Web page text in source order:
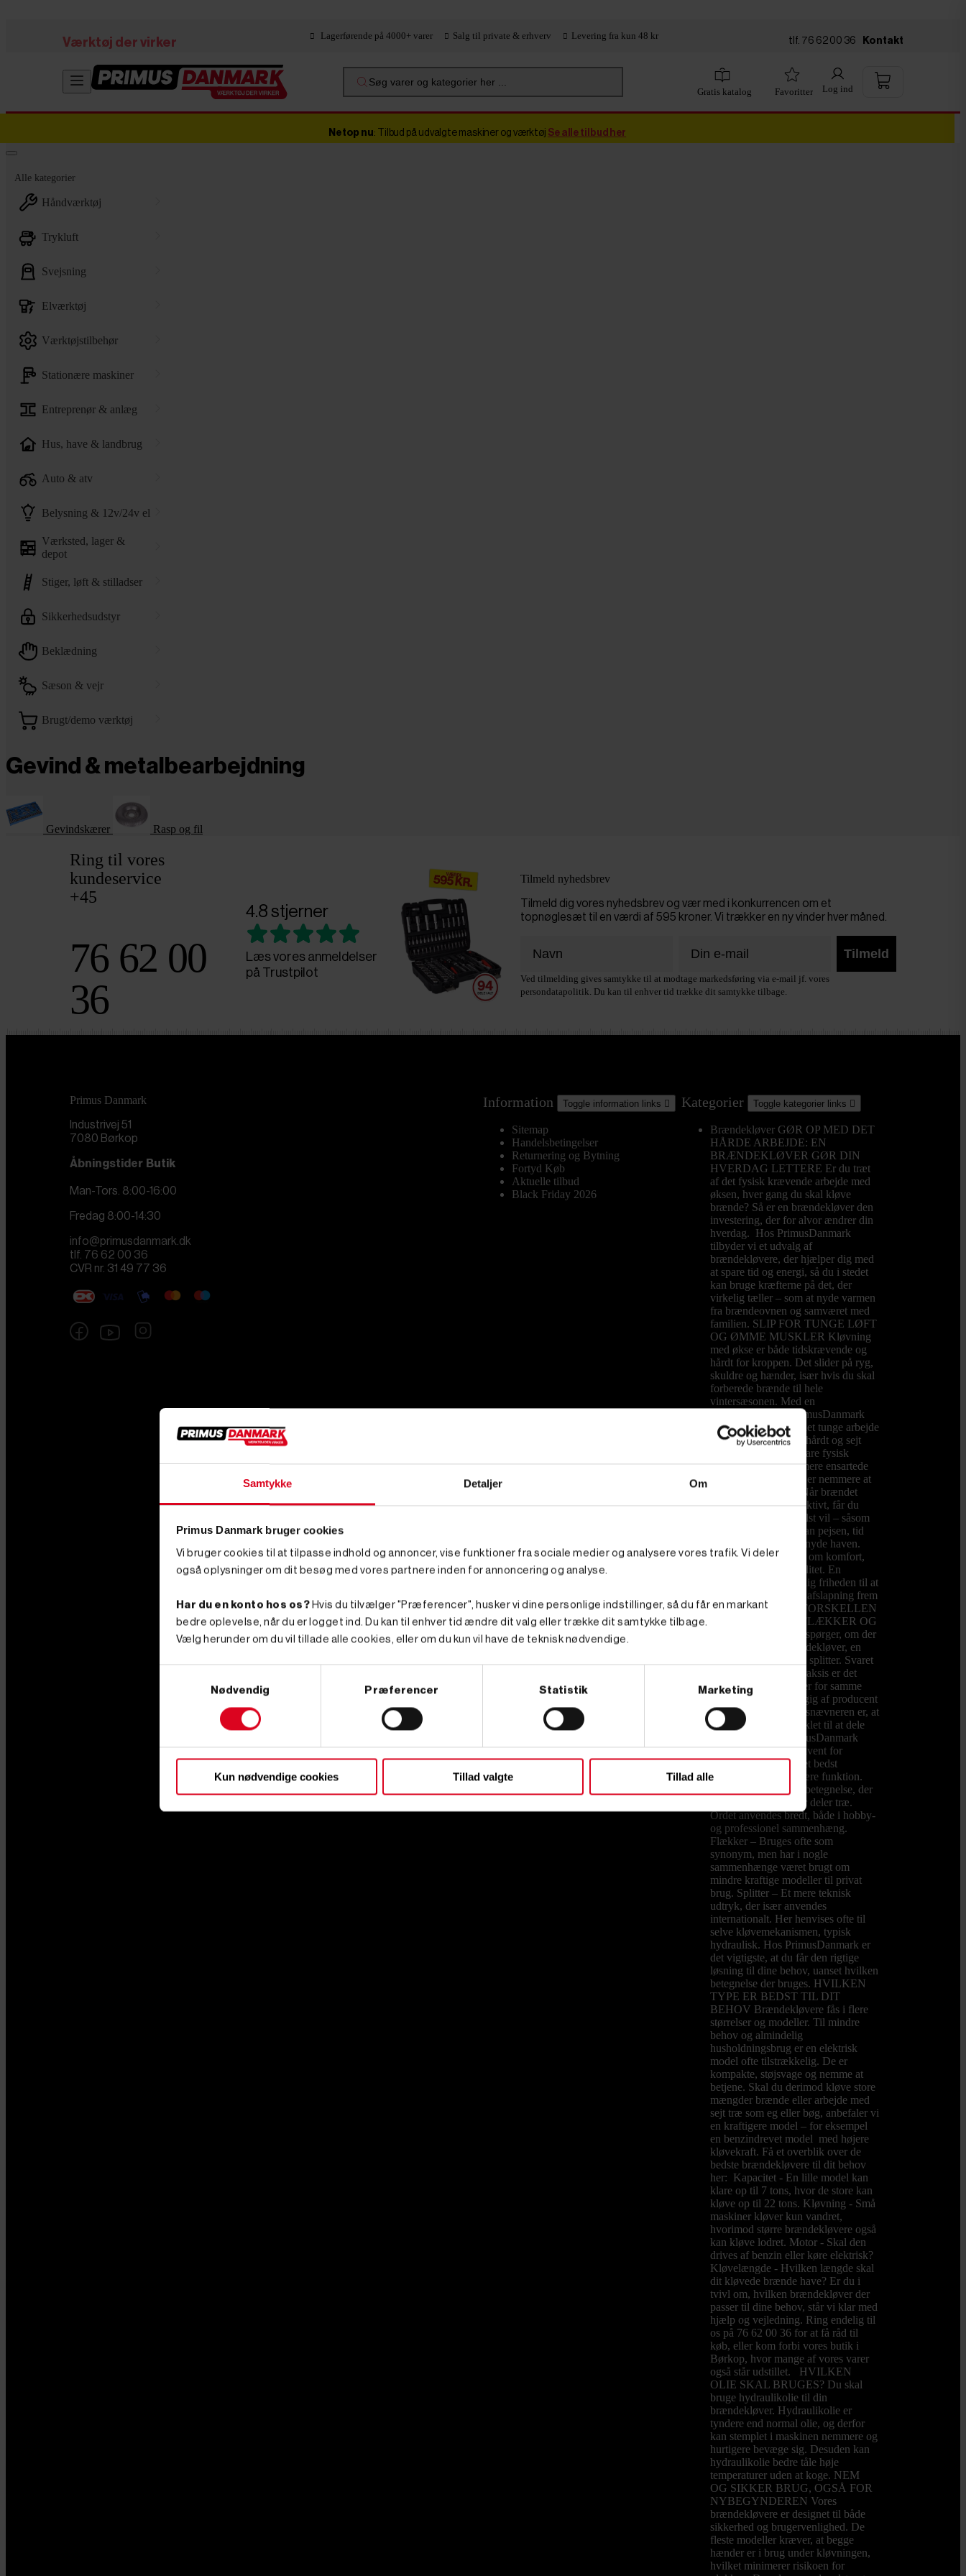
Samtykke Detaljer Om
Primus Danmark bruger cookies
Vi bruger cookies til at tilpasse indhold og annoncer, vise funktioner fra sociale medier og analysere vores trafik. Vi deler
også oplysninger om dit besøg med vores partnere inden for annoncering og analyse.
Har du en konto hos os? Hvis du tilvælger "Præferencer", husker vi dine personlige indstillinger, så du får en markant
bedre oplevelse, når du er logget ind. Du kan til enhver tid ændre dit valg eller trække dit samtykke tilbage.
Vælg herunder om du vil tillade alle cookies, eller om du kun vil have de teknisk nødvendige.
Nødvendig Præferencer Statistik Marketing
Kun nødvendige cookies Tillad valgte Tillad alle
Værktøj der virker
Lagerførende på 4000+ varer Salg til private & erhverv Levering fra kun 48 kr tlf. 76 62 00 36 Kontakt
Søg varer og kategorier her ...
Gratis katalog Favoritter Log ind
Netop nu: Tilbud på udvalgte maskiner og værktøj Se alle tilbud her
Alle kategorier
håndværktøj
trykluft
svejsning
elværktøj
værktøjstilbehør
stationære maskiner
entreprenør & anlæg
hus, have & landbrug
auto & atv
belysning & 12v/24v el
værksted, lager &
depot
stiger, løft & stilladser
sikkerhedsudstyr
beklædning
sæson & vejr
brugt/demo værktøj
Gevind & metalbearbejdning
Gevindskærer Rasp og fil
Ring til vores
kundeservice
+45
76 62 00
36
4.8 stjerner
Læs vores anmeldelser
på Trustpilot
Tilmeld nyhedsbrev
Tilmeld dig vores nyhedsbrev og vær med i konkurrencen om et
topnøglesæt til en værdi af 595 kroner. Vi trækker en ny vinder hver måned.
Tilmeld
Ved tilmelding gives samtykke til at modtage markedsføring via e-mail jf. vores
persondatapolitik. Du kan til enhver tid trække dit samtykke tilbage.
Primus Danmark
Industrivej 51
7080 Børkop
Åbningstider Butik
Man-Tors. 8:00-16:00
Fredag 8:00-14:30
info@primusdanmark.dk
tlf. 76 62 00 36
CVR nr. 31 49 77 36
Information Toggle information links 
Sitemap
Handelsbetingelser
Returnering og Bytning
Fortyd Køb
Aktuelle tilbud
Black Friday 2026
Kategorier Toggle kategorier links 
Brændekløver GØR OP MED DET
HÅRDE ARBEJDE: EN
BRÆNDEKLØVER GØR DIN
HVERDAG LETTERE Er du træt
af det fysisk krævende arbejde med
øksen, hver gang du skal kløve
brænde? Så er en brændekløver den
investering, der for alvor ændrer din
hverdag. Hos PrimusDanmark
tilbyder vi et udvalg af
brændekløvere, der hjælper dig med
at spare tid og energi, så du i stedet
kan bruge kræfterne på det, der
virkelig tæller – som at nyde varmen
fra brændeovnen og samværet med
familien. SLIP FOR TUNGE LØFT
OG ØMME MUSKLER Kløvning
med økse er både tidskrævende og
hårdt for kroppen. Det slider på ryg,
skuldre og hænder, især hvis du skal
forberede brænde til hele
vintersæsonen. Med en
brændekløver fra PrimusDanmark
overtager maskinen det tunge arbejde
og kløver nemt både hårdt og sejt
træ. Du sparer ikke bare fysisk
kræfter, du får også mere ensartede
stykker brænde, som er nemmere at
stable og opbevare. Når brændet
kløves hurtigt og effektivt, får du
mere tid til det, du helst vil – såsom
hyggelige aftener foran pejsen, tid
med børnene eller at nyde haven.
Det handler ikke kun om komfort,
men også om livskvalitet. En
brændekløver giver dig friheden til at
bruge weekenden på afslapning frem
for slid. HVAD ER FORSKELLEN
PÅ EN KLØVER, FLÆKKER OG
SPLITTER? Mange spørger, om der
er forskel på en brændekløver, en
brændeflækker og en splitter. Svaret
er både ja og nej. I praksis er det
forskellige betegnelser for samme
type maskine, afhængig af producent
og brugssprog. Fællesnævneren er, at
alle maskiner er udviklet til at dele
træstykker. Hos PrimusDanmark
kalder vi dem konsekvent for
brændekløvere, da det bedst
beskriver deres primære funktion.
Kløver – En generel betegnelse, der
dækker maskiner, der deler træ.
Ordet anvendes bredt, både i hobby-
og professionel sammenhæng.
Flækker – Bruges ofte som
synonym, men har i nogle
sammenhænge været brugt om
mindre kraftige modeller til privat
brug. Splitter – Et mere teknisk
udtryk, der især anvendes
internationalt. Her henvises ofte til
selve kløvemekanismen, typisk
hydraulisk. Hos PrimusDanmark er
det vigtigste, at du får den rigtige
løsning til dine behov, uanset hvilken
betegnelse der bruges. HVILKEN
TYPE ER BEDST TIL DIT
BEHOV Brændekløvere fås i flere
størrelser og modeller. Til mindre
behov og almindelig
husholdningsbrug er en elektrisk
model ofte tilstrækkelig. De er
kompakte, støjsvage og nemme at
betjene. Skal du derimod kløve store
mængder brænde eller arbejde med
sejt træ som eg eller bøg, anbefaler vi
en kraftigere model – for eksempel
en benzindrevet model med højere
kløvekraft. Få et overblik over de
bedste brændekløvere til dit behov
her: Kapacitet - En lille model kan
klare op til 7 tons, hvor de store kan
kløve op til 22 tons. Kløvning - Små
maskiner kløver kun vandret,
hvorimod større brændekløvere også
kan kløve lodret. Motor - Skal den
drives af benzin eller køre elektrisk?
Kløvelængde - Hvilken længde skal
dit kløvede brænde have? Er du i
tvivl om, hvilken brændekløver der
passer til dine behov, står vi klar med
hjælp og vejledning. Ring endelig til
os på 76 62 00 36 for at få råd til
køb, eller kom forbi vores butik i
Børkop, hvor mange af vores varer
også står udstillet. HVILKEN
OLIE SKAL BRUGES? Du skal
bruge hydraulikolie til din
brændekløver. Hydraulikolie er
tyndere end normal olie, og derfor
kan stemplet i maskinen nemmere og
hurtigere bevæge sig. Desuden kan
hydraulikolie bedre tåle høje
temperaturer uden at koge. NEM
OG SIKKER BRUG, OGSÅ FOR
NYBEGYNDEREN Vores
brændekløvere er designet til både
sikkerhed og brugervenlighed. De
fleste modeller kræver, at begge
hænder er i brug under kløvningen,
hvilket minimerer risikoen for